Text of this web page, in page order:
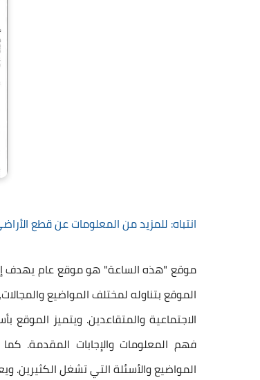
انتباه: للمزيد من المعلومات عن قطع
موقع "هذه الساعة" هو موقع عام يهدف
الموقع بتناوله لمختلف المواضيع
الاجتماعية والمتقاعدين. ويتميز
فهم المعلومات والإجابات المقدمة.
المواضيع والأسئلة التي تشغل الكثيرين.